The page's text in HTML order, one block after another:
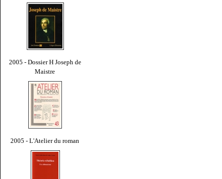
2005 - Dossier H Joseph de
Maistre
2005 - L'Atelier du roman